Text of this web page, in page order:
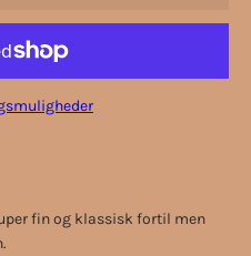
fin og klassisk fortil men